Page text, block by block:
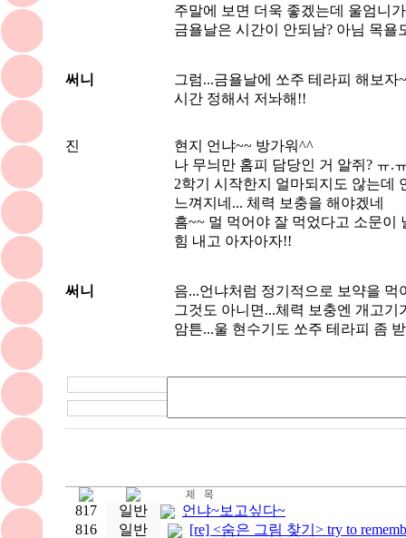
주말에 보면 더욱 좋겠는데 울엄니
금욜날은 시간이 안되남? 아님 목
써니
그럼...금욜날에 쏘주 테라피 해보자
시간 정해서 저놔해!!
진
현지 언냐~~ 방가워^^
나 무늬만 홈피 담당인 거 알쥐? ㅠ.
2학기 시작한지 얼마되지도 않는데
느껴지네... 체력 보충을 해야겠네
흠~~ 멀 먹어야 잘 먹었다고 소문이
힘 내고 아자아자!!
써니
음...언냐처럼 정기적으로 보약을 먹
그것도 아니면...체력 보충엔 개고기
암튼...울 현수기도 쏘주 테라피 좀
817 일반
언냐~보고싶다~
816
일반
[re] <숨은 그림 찾기> try to